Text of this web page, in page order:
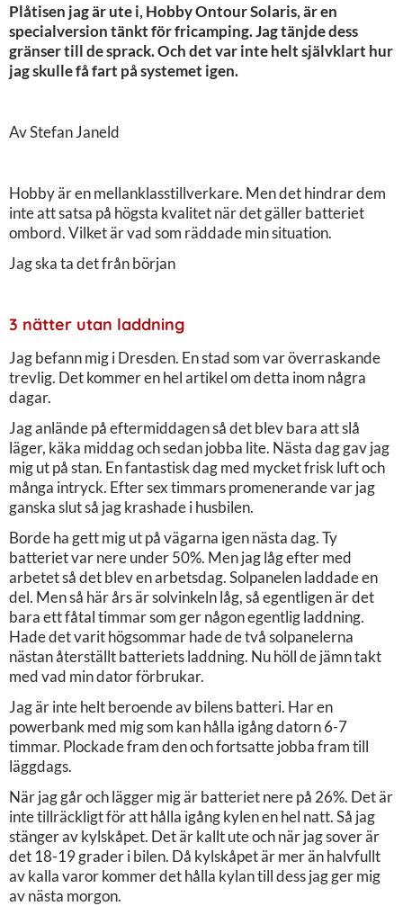
Plåtisen jag är ute i, Hobby Ontour Solaris, är en
specialversion tänkt för fricamping. Jag tänjde dess
gränser till de sprack. Och det var inte helt självklart hur
jag skulle få fart på systemet igen.
Av Stefan Janeld
Hobby är en mellanklasstillverkare. Men det hindrar dem
inte att satsa på högsta kvalitet när det gäller batteriet
ombord. Vilket är vad som räddade min situation.
Jag ska ta det från början
3 nätter utan laddning
Jag befann mig i Dresden. En stad som var överraskande
trevlig. Det kommer en hel artikel om detta inom några
dagar.
Jag anlände på eftermiddagen så det blev bara att slå
läger, käka middag och sedan jobba lite. Nästa dag gav jag
mig ut på stan. En fantastisk dag med mycket frisk luft och
många intryck. Efter sex timmars promenerande var jag
ganska slut så jag krashade i husbilen.
Borde ha gett mig ut på vägarna igen nästa dag. Ty
batteriet var nere under 50%. Men jag låg efter med
arbetet så det blev en arbetsdag. Solpanelen laddade en
del. Men så här års är solvinkeln låg, så egentligen är det
bara ett fåtal timmar som ger någon egentlig laddning.
Hade det varit högsommar hade de två solpanelerna
nästan återställt batteriets laddning. Nu höll de jämn takt
med vad min dator förbrukar.
Jag är inte helt beroende av bilens batteri. Har en
powerbank med mig som kan hålla igång datorn 6-7
timmar. Plockade fram den och fortsatte jobba fram till
läggdags.
När jag går och lägger mig är batteriet nere på 26%. Det är
inte tillräckligt för att hålla igång kylen en hel natt. Så jag
stänger av kylskåpet. Det är kallt ute och när jag sover är
det 18-19 grader i bilen. Då kylskåpet är mer än halvfullt
av kalla varor kommer det hålla kylan till dess jag ger mig
av nästa morgon.